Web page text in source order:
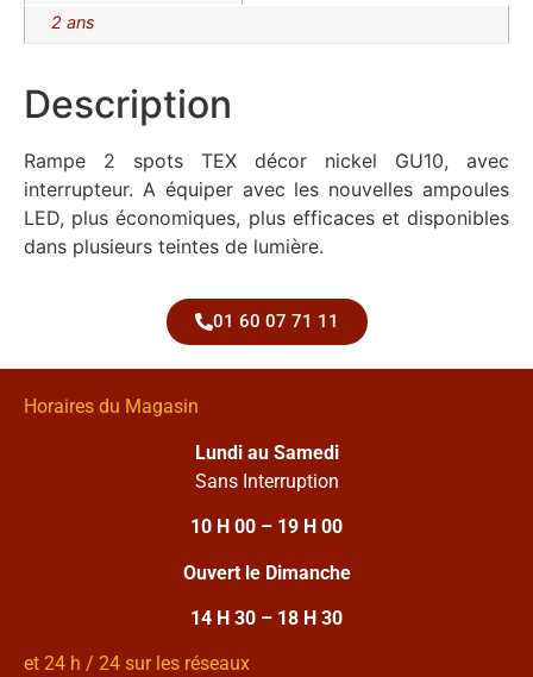
2 ans
Description
Rampe 2 spots TEX décor nickel GU10, avec
interrupteur. A équiper avec les nouvelles ampoules
LED, plus économiques, plus efficaces et disponibles
dans plusieurs teintes de lumière.
01 60 07 71 11
Horaires du Magasin
Lundi au Samedi
Sans Interruption
10 H 00 – 19 H 00
Ouvert le Dimanche
14 H 30 – 18 H 30
et 24 h / 24 sur les réseaux